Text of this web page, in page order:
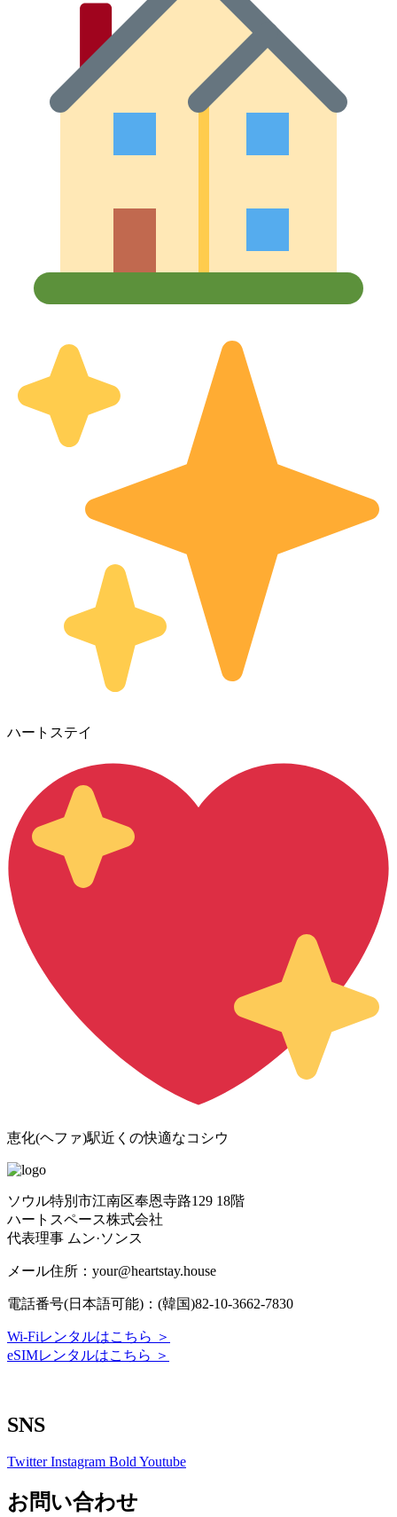
ハートステイ
恵化(ヘファ)駅近くの快適なコシウ
ソウル特別市江南区奉恩寺路129 18階
ハートスペース株式会社
代表理事 ムン·ソンス
メール住所：your@heartstay.house
電話番号(日本語可能)：(韓国)82-10-3662-7830
Wi-Fiレンタルはこちら ＞
eSIMレンタルはこちら ＞
SNS
Twitter Instagram BoldYoutube
お問い合わせ